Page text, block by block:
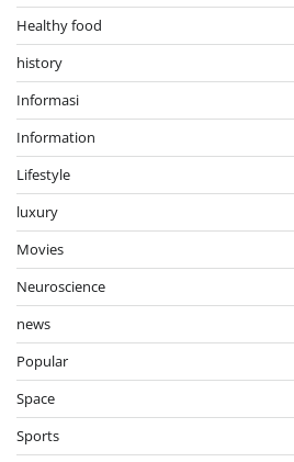
Healthy food
history
Informasi
Information
Lifestyle
luxury
Movies
Neuroscience
news
Popular
Space
Sports